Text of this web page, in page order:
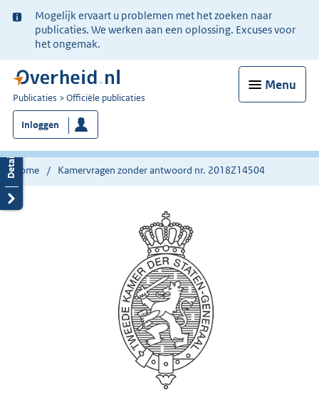
Ter
informatie:
Mogelijk ervaart u problemen met het zoeken naar
publicaties. We werken aan een oplossing. Excuses voor
het ongemak.
Menu
U
bent
nu
hier:
Publicaties Officiële publicaties
Inloggen
Home Kamervragen zonder antwoord nr. 2018Z14504